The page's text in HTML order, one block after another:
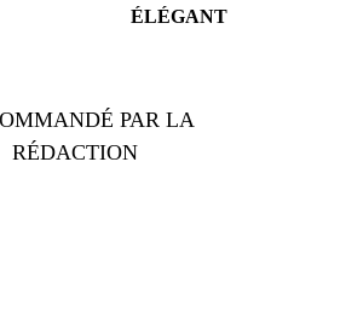
ÉLÉGANT
PAR LA
RÉDACTION